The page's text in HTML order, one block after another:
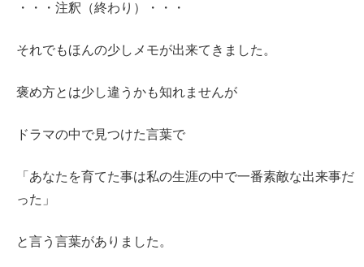
・・・注釈（終わり）・・・
それでもほんの少しメモが出来てきました。
褒め方とは少し違うかも知れませんが
ドラマの中で見つけた言葉で
「あなたを育てた事は私の生涯の中で一番素敵な出来事だ
った」
と言う言葉がありました。